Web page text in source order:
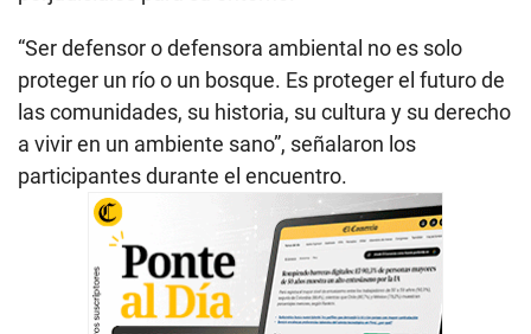
“Ser defensor o defensora ambiental no es solo
proteger un río o un bosque. Es proteger el futuro de
las comunidades, su historia, su cultura y su derecho
a vivir en un ambiente sano”, señalaron los
participantes durante el encuentro.